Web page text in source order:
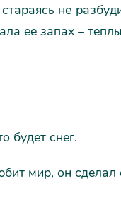
не
ее запах –
будет снег.
мир, он сделал